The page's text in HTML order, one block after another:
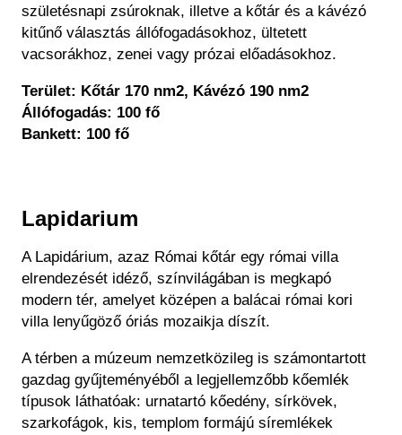
születésnapi zsúroknak, illetve a kőtár és a kávézó
kitűnő választás állófogadásokhoz, ültetett
vacsorákhoz, zenei vagy prózai előadásokhoz.
Terület: Kőtár 170 nm2, Kávézó 190 nm2
Állófogadás: 100 fő
Bankett: 100 fő
Lapidarium
A Lapidárium, azaz Római kőtár egy római villa
elrendezését idéző, színvilágában is megkapó
modern tér, amelyet középen a balácai római kori
villa lenyűgöző óriás mozaikja díszít.
A térben a múzeum nemzetközileg is számontartott
gazdag gyűjteményéből a legjellemzőbb kőemlék
típusok láthatóak: urnatartó kőedény, sírkövek,
szarkofágok, kis, templom formájú síremlékek